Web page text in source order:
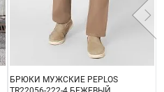
БРЮКИ МУЖСКИЕ PEPLOS